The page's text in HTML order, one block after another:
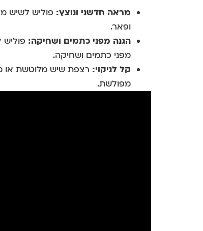
מראה חדשני ונוצץ: פוליש לשיש
ופאר.
הגנה מפני כתמים ושחיקה:
מפני כתמים ושחיקה.
קל לניקוי: רצפת שיש מלוטשת או
מפולשת.